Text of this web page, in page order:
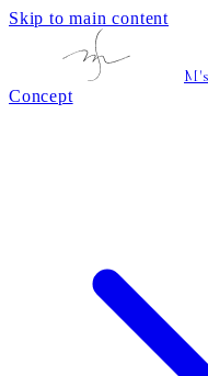
Skip to main content
Concept